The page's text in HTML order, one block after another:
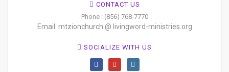
CONTACT US
Phone : (856) 768-7770
Email: mtzionchurch @ livingword-ministries.org
SOCIALIZE WITH US